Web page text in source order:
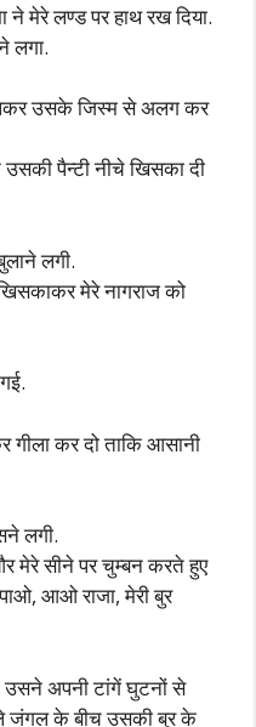
मेरे लण्ड पर हाथ रख दिया.
लगा.
उसके जिस्म से अलग कर
पैन्टी नीचे खिसका दी
लगी.
मेरे नागराज को
कर दो ताकि आसानी
लगी.
मेरे सीने पर चुम्बन करते हुए
आओ राजा, मेरी बुर
अपनी टांगें घुटनों से
जंगल के बीच उसकी बुर के